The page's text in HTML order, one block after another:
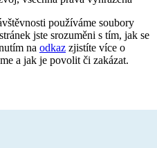
používáme soubory
jste srozuměni s tím, jak se
na odkaz zjistíte více o
a jak je povolit či zakázat.